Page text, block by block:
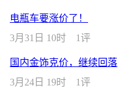
电瓶车要涨价了！
3月31日 10时
1评
国内金饰克价，继续回落
3月24日 19时
1评